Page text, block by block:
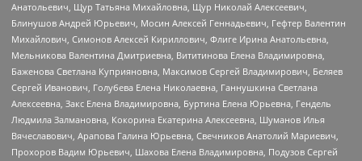
Анатольевич, Щур Татьяна Михайловна, Щур Николай Алексеевич,
Блинушов Андрей Юрьевич, Мосин Алексей Геннадьевич, Гефтер Валентин
Михайлович, Симонов Алексей Кириллович, Флиге Ирина Анатольевна,
Мельникова Валентина Дмитриевна, Вититинова Елена Владимировна,
Баженова Светлана Куприяновна, Максимов Сергей Владимирович, Беляев
Сергей Иванович, Голубева Елена Николаевна, Ганнушкина Светлана
Алексеевна, Закс Елена Владимировна, Буртина Елена Юрьевна, Гендель
Людмила Залмановна, Кокорина Екатерина Алексеевна, Шуманов Илья
Вячеславович, Арапова Галина Юрьевна, Свечников Анатолий Мариевич,
Прохоров Вадим Юрьевич, Шахова Елена Владимировна, Подузов Сергей